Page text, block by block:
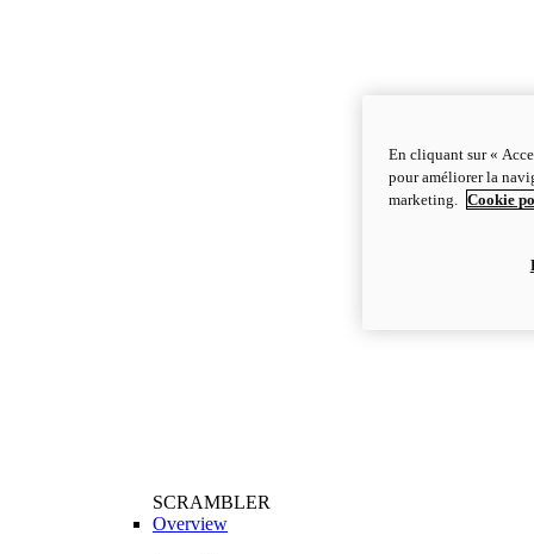
SCRAMBLER
Overview
En cliquant sur «
pour améliorer la
marketing.
Cookie